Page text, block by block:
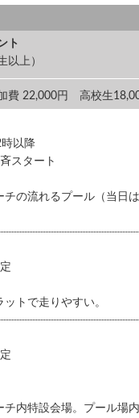
ト
以上）
費 22,000円 高校生
以降
スタート
チの流れるプール（当日
トで走りやすい。
チ内特設会場。プール場